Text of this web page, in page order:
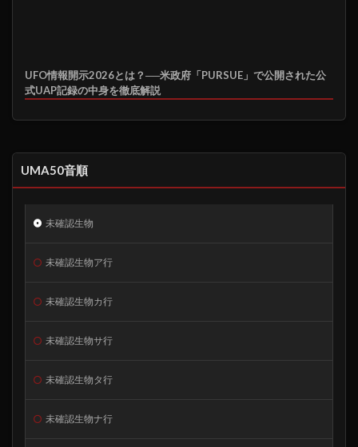
UFO情報開示2026とは？──米政府「PURSUE」で公開された公
式UAP記録の中身を徹底解説
UMA50音順
未確認生物
未確認生物ア行
未確認生物カ行
未確認生物サ行
未確認生物タ行
未確認生物ナ行